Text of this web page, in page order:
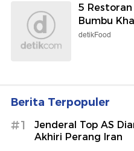
5
Bumbu
detikFood
Berita Terpopuler
#1
Jenderal Top AS
Akhiri Perang Iran